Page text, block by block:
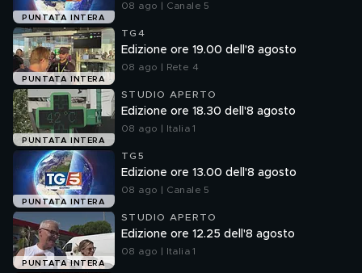
PUNTATA INTERA
08 ago | Canale 5
PUNTATA INTERA
TG4
Edizione ore 19.00 dell'8 agosto
08 ago | Rete 4
PUNTATA INTERA
STUDIO APERTO
Edizione ore 18.30 dell'8 agosto
08 ago | Italia 1
PUNTATA INTERA
TG5
Edizione ore 13.00 dell'8 agosto
08 ago | Canale 5
PUNTATA INTERA
STUDIO APERTO
Edizione ore 12.25 dell'8 agosto
08 ago | Italia 1